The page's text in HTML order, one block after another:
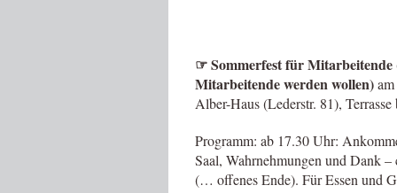
☞Sommerfest für Mitarbeitende
Mitarbeitende werden wollen)
Alber-Haus (Lederstr. 81), Terrasse
Programm: ab 17.30 Uhr:
Saal, Wahrnehmungen und Dank
(… offenes Ende). Für Essen und